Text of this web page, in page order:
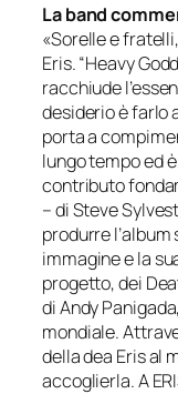
La band
«Sorelle e
Eris. “Heavy
racchiude
desiderio è farlo
porta a
lungo tempo ed
contributo
– di Steve
produrre
immagine e la
progetto, dei
di Andy
mondiale.
della dea Eris al
accoglierla.A